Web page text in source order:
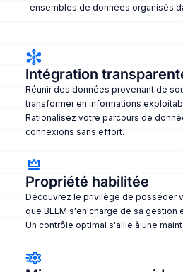
ensembles de données organisés
Intégration
Réunir des données provenant de
transformer en informations
Rationalisez votre parcours de
connexions sans effort.
Propriété habilitée
Découvrez le privilège de posséder
que BEEM s'en charge de sa gestion
Un contrôle optimal s'allie à une